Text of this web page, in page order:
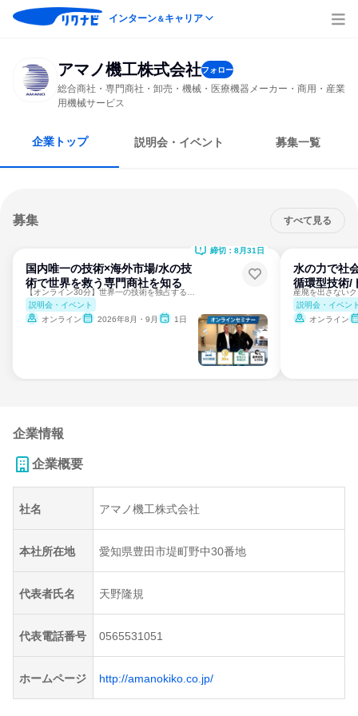
インターン＆キャリア
アマノ機工株式会社フォロー
総合商社・専門商社・卸売・機械・医療機器メーカー・商用・産業
用機械サービス
企業トップ 説明会・イベント 募集一覧
募集 すべて見る
国内唯一の技術×海外市場/水の技
術で世界を救う専門商社を知る
説明会・イベント
オンライン
2026年8月・9月 1日
締切：8月31日
水の力で社
循環型技術/
説明会・イベン
オンライン
企業情報
企業概要
社名 アマノ機工株式会社
本社所在地 愛知県豊田市堤町野中30番地
代表者氏名 天野隆規
代表電話番号 0565531051
ホームページ http://amanokiko.co.jp/